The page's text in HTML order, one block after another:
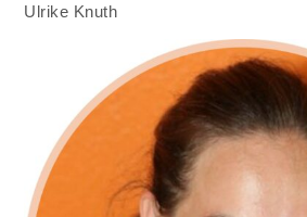
Ulrike Knuth